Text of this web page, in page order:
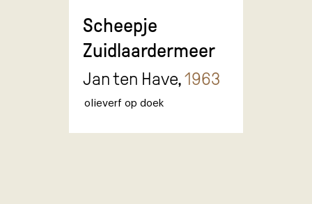
Scheepje
Zuidlaardermeer
Jan ten Have,1963
olieverf op doek